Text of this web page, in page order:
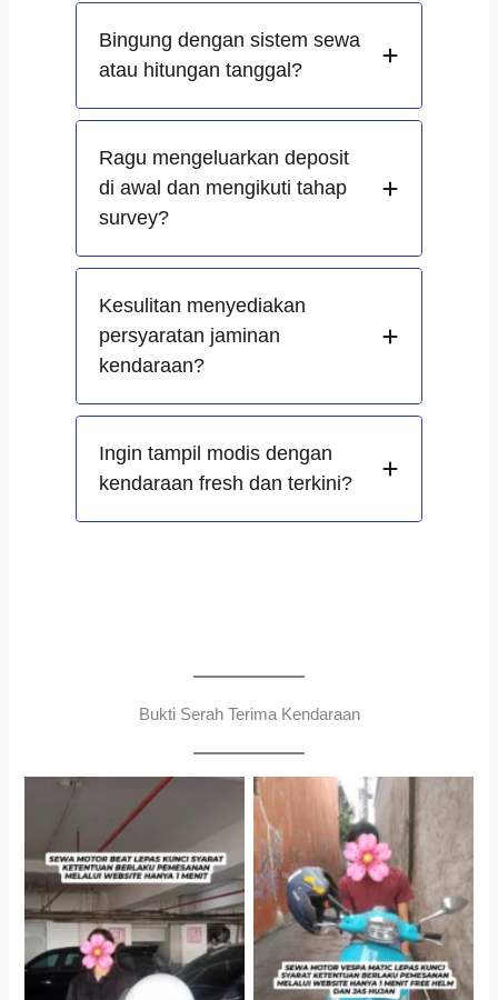
Bingung dengan sistem sewa
atau hitungan tanggal?
Ragu mengeluarkan deposit
di awal dan mengikuti tahap
survey?
Kesulitan menyediakan
persyaratan jaminan
kendaraan?
Ingin tampil modis dengan
kendaraan fresh dan terkini?
Bukti Serah Terima Kendaraan
Cityplaza Jatinegara
Gedung Parkir P6A
Antar Jemput Kendaraan